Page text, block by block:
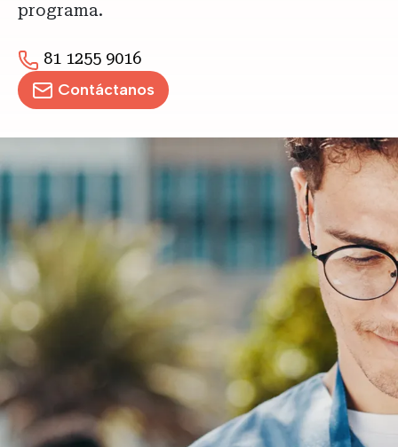
programa.
81 1255 9016
Contáctanos